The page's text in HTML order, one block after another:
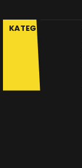
Humidity:
KATEGORIJE